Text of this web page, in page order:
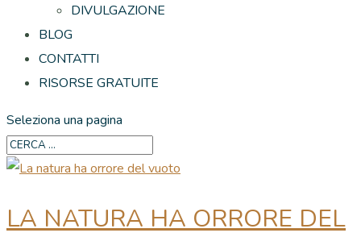
DIVULGAZIONE
BLOG
CONTATTI
RISORSE GRATUITE
Seleziona una pagina
LA NATURA HA ORRORE DEL